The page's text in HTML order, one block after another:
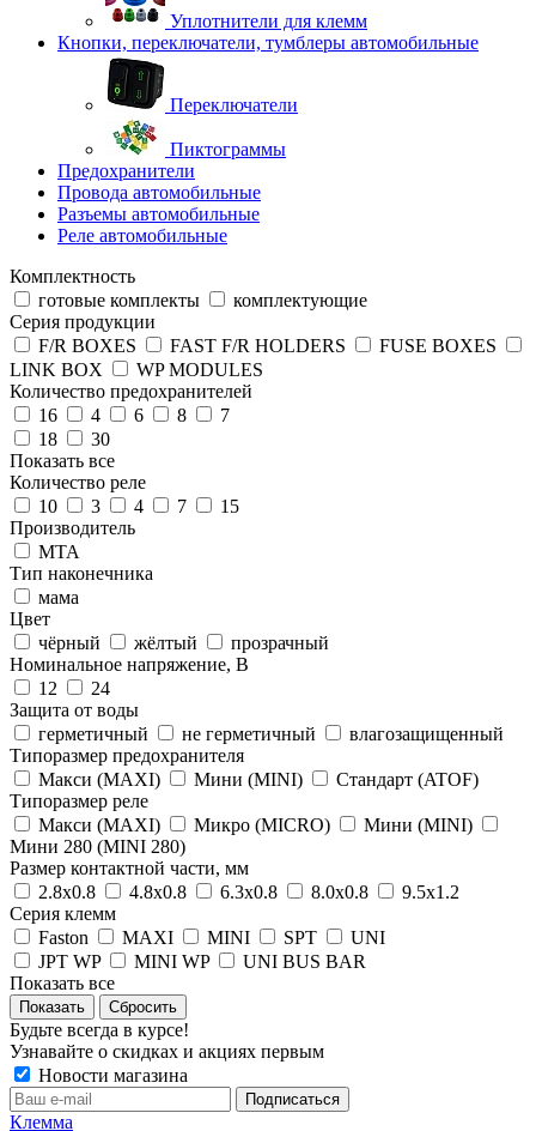
Уплотнители для клемм
Кнопки, переключатели, тумблеры автомобильные
Переключатели
Пиктограммы
Предохранители
Провода автомобильные
Разъемы автомобильные
Реле автомобильные
Комплектность
готовые комплекты
комплектующие
Серия продукции
F/R BOXES
FAST F/R HOLDERS
FUSE BOXES
LINK BOX
WP MODULES
Количество предохранителей
16
4 6 8
7
18
30
Показать все
Количество реле
10
3 4 7
15
Производитель
MTA
Тип наконечника
мама
Цвет
чёрный
жёлтый
прозрачный
Номинальное напряжение, В
12
24
Защита от воды
герметичный
не герметичный
влагозащищенный
Типоразмер предохранителя
Макси (MAXI)
Мини (MINI)
Стандарт (ATOF)
Типоразмер реле
Макси (MAXI)
Микро (MICRO)
Мини (MINI)
Мини 280 (MINI 280)
Размер контактной части, мм
2.8x0.8
4.8x0.8 6.3x0.8 8.0x0.8
9.5x1.2
Серия клемм
Faston
MAXI MINI SPT
UNI
JPT WP
MINI WP
UNI BUS BAR
Показать все
Сбросить
Будьте всегда в курсе!
Узнавайте о скидках и акциях первым
Новости магазина
Клемма